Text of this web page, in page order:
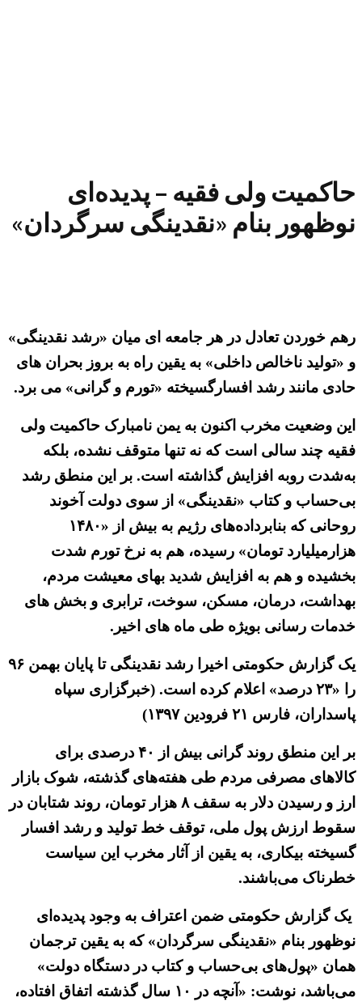
حاکمیت ولی فقیه – پدیده‌ای
نوظهور بنام «نقدینگی سرگردان»
رهم خوردن تعادل در هر جامعه ای میان «رشد نقدینگی»
و «تولید ناخالص داخلی» به یقین راه به بروز بحران های
حادی مانند رشد افسارگسیخته «تورم و گرانی» می برد.
این وضعیت مخرب اکنون به یمن نامبارک حاکمیت ولی
فقیه چند سالی است که نه تنها متوقف نشده، بلکه
به‌شدت روبه افزایش گذاشته است. بر این منطق رشد
بی‌حساب و کتاب «نقدینگی» از سوی دولت آخوند
روحانی که بنابرداده‌های رژیم به بیش از «۱۴۸۰
هزارمیلیارد تومان» رسیده، هم به نرخ تورم شدت
بخشیده و هم به افزایش شدید بهای معیشت مردم،
بهداشت، درمان، مسکن، سوخت، ترابری و بخش های
خدمات رسانی بویژه طی ماه های اخیر.
یک گزارش حکومتی اخیرا رشد نقدینگی تا پایان بهمن ۹۶
را «۲۳ درصد» اعلام کرده است. (خبرگزاری سپاه
پاسداران، فارس ۲۱ فرودین ۱۳۹۷)
بر این منطق روند گرانی بیش از ۴۰ درصدی برای
کالاهای مصرفی مردم طی هفته‌های گذشته، شوک بازار
ارز و رسیدن دلار به سقف ۸ هزار تومان، روند شتابان در
سقوط ارزش پول ملی، توقف خط تولید و رشد افسار
گسیخته بیکاری، به یقین از آثار مخرب این سیاست
خطرناک می‌باشند.
یک گزارش حکومتی ضمن اعتراف به وجود پدیده‌ای
نوظهور بنام «نقدینگی سرگردان» که به یقین ترجمان
همان «پول‌های بی‌حساب و کتاب در دستگاه دولت»
می‌باشد، نوشت: «آنچه در ۱۰ سال گذشته اتفاق افتاده،